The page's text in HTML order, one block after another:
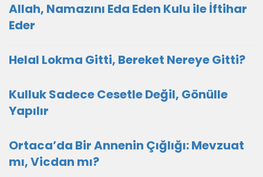
Allah, Namazını Eda Eden Kulu ile İftihar
Eder
Helal Lokma Gitti, Bereket Nereye Gitti?
Kulluk Sadece Cesetle Değil, Gönülle
Yapılır
Ortaca’da Bir Annenin Çığlığı: Mevzuat
mı, Vicdan mı?